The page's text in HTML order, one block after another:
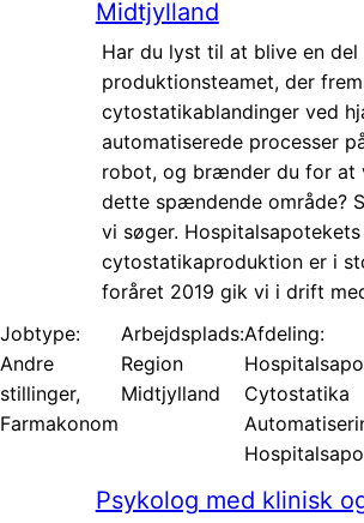
Midtjylland
Har du lyst til at blive en del
produktionsteamet, der
cytostatikablandinger ved
automatiserede processer
robot, og brænder du for
dette spændende område?
vi søger. Hospitalsapotekets
cytostatikaproduktion er i
foråret 2019 gik vi i drift
Jobtype:
Andre
stillinger,
Farmakonom
Arbejdsplads:
Region
Midtjylland
Afdeling:
Cytostatika
Psykolog med klinisk